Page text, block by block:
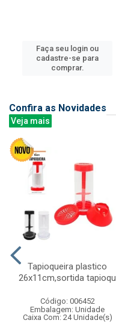
Faça seu login ou
cadastre-se para
comprar.
Confira as Novidades
Veja mais
Tapioqueira plastico
26x11cm,sortida tapioqu
Código: 006452
Embalagem: Unidade
Caixa Com: 24 Unidade(s)